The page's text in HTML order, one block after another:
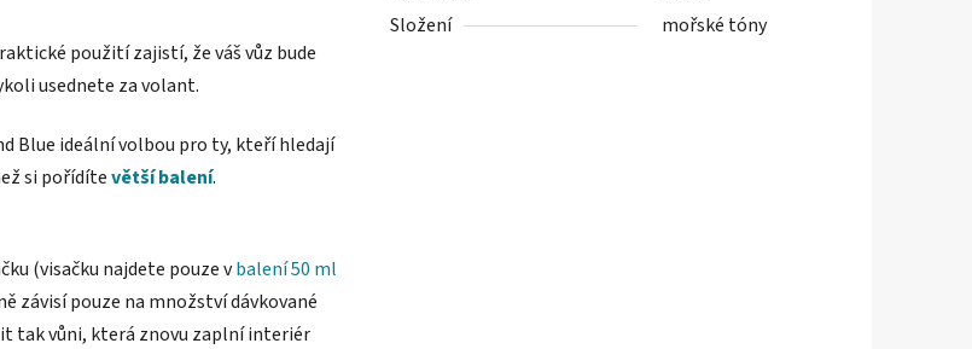
použití zajistí, že váš vůz bude
usednete za volant.
Blue ideální volbou pro ty, kteří hledají
si pořídítevětší balení.
(visačku najdete pouze vbalení 50 ml
závisí pouze na množství dávkované
tak vůni, která znovu zaplní interiér
Složení
mořské tóny